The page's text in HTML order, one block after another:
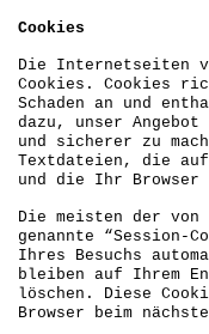
Cookies
Die Internetseiten
Cookies. Cookies
Schaden an und
dazu, unser
und sicherer zu
Textdateien, die auf
und die Ihr Browser
Die meisten der von
genannte “Session-
Ihres Besuchs
bleiben auf Ihrem
löschen. Diese
Browser beim